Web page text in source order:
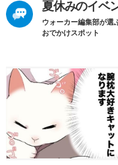
夏休みのイベ
ウォーカー編集部が選
おでかけスポット